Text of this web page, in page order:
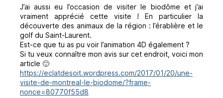
J’ai aussi eu l’occasion de visiter le biodôme et j’ai
vraiment apprécié cette visite ! En particulier la
découverte des animaux de la région : l’érablière et le
golf du Saint-Laurent.
Est-ce que tu as pu voir l’animation 4D également ?
Si tu veux connaître mon avis sur cet endroit, voici mon
article 🙂
https://eclatdesoit.wordpress.com/2017/01/20/une-
visite-de-montreal-le-biodome/?frame-
nonce=80770f55d8